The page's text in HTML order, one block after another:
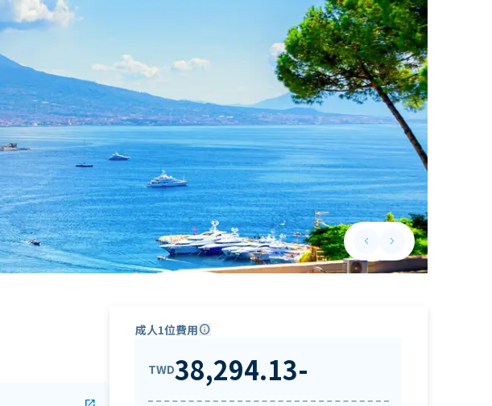
keyboard_arrow_leftPrevious slide
keyboard_arrow_rightNext slide
成人1位費用info
TWD38,294.13-